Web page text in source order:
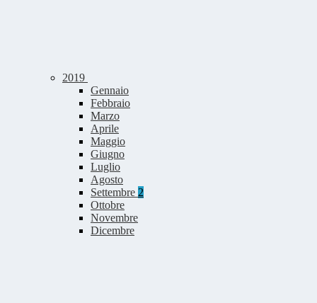
2019
Gennaio
Febbraio
Marzo
Aprile
Maggio
Giugno
Luglio
Agosto
Settembre 2
Ottobre
Novembre
Dicembre